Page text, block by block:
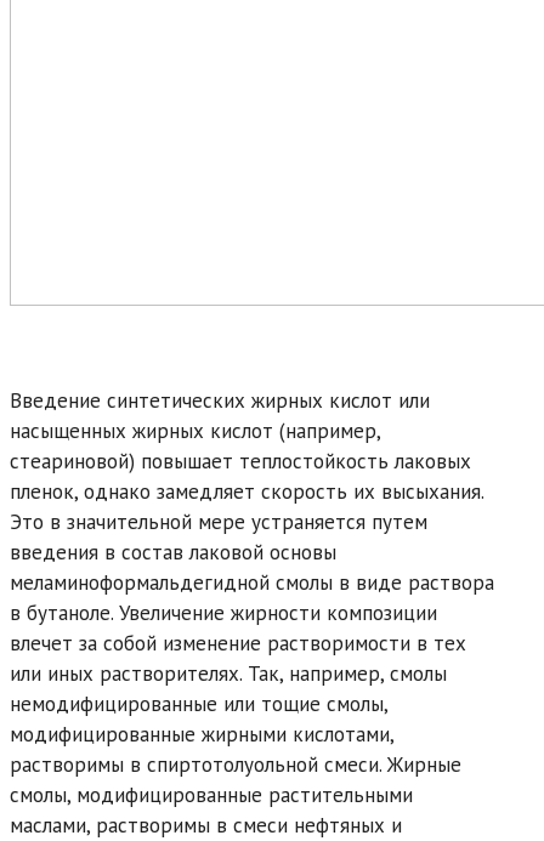
Введение синтетических жирных кислот или
насыщенных жирных кислот (например,
стеариновой) повышает теплостойкость лаковых
пленок, однако замедляет скорость их высыхания.
Это в значительной мере устраняется путем
введения в состав лаковой основы
меламиноформальдегидной смолы в виде раствора
в бутаноле. Увеличение жирности композиции
влечет за собой изменение растворимости в тех
или иных растворителях. Так, например, смолы
немодифицированные или тощие смолы,
модифицированные жирными кислотами,
растворимы в спиртотолуольной смеси. Жирные
смолы, модифицированные растительными
маслами, растворимы в смеси нефтяных и